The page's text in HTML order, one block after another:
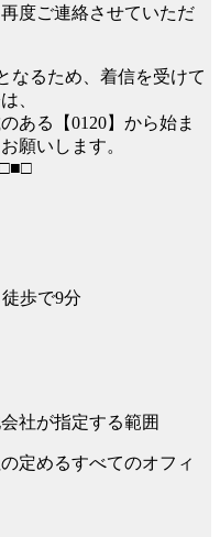
度ご連絡させていただ
なるため、着信を受けて
、
ある【0120】から始ま
願いします。
歩で9分
社が指定する範囲
定めるすべてのオフィ